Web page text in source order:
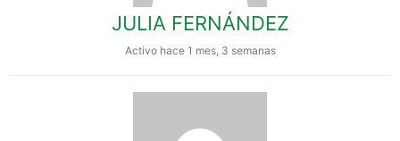
JULIA FERNÁNDEZ
Activo hace 1 mes, 3 semanas